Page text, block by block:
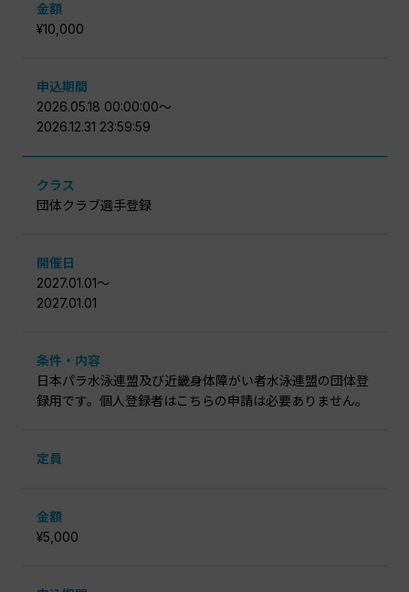
金額
¥10,000
申込期間
2026.05.18 00:00:00〜
2026.12.31 23:59:59
クラス
団体クラブ選手登録
開催日
2027.01.01〜
2027.01.01
条件・内容
日本パラ水泳連盟及び近畿身体障がい者水泳連盟の団体登
録用です。個人登録者はこちらの申請は必要ありません。
定員
金額
¥5,000